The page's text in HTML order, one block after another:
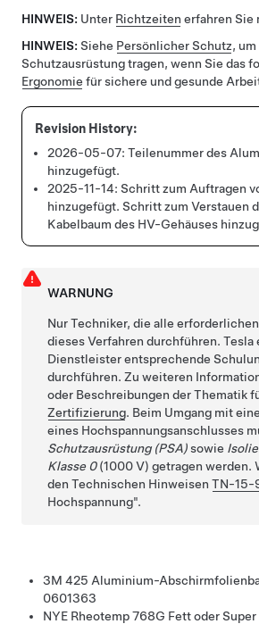
HINWEIS: Unter Richtzeiten erfahren Sie
HINWEIS: Siehe Persönlicher Schutz,
Schutzausrüstung tragen, wenn Sie das
Ergonomie für sichere und gesunde
2026-05-07: Teilenummer des
hinzugefügt.
2025-11-14: Schritt zum Auftragen
hinzugefügt. Schritt zum Verstauen
Kabelbaum des HV-Gehäuses
WARNUNG
Nur Techniker, die alle
dieses Verfahren durchführen.
Dienstleister entsprechende
durchführen. Zu weiteren
oder Beschreibungen der Thematik
Zertifizierung. Beim Umgang mit
eines Hochspannungsanschlusses
Schutzausrüstung (PSA)sowie
Klasse 0(1000 V) getragen werden.
den Technischen HinweisenTN-15-
Hochspannung .
3M 425 Aluminium-
0601363
NYE Rheotemp 768G Fett oder